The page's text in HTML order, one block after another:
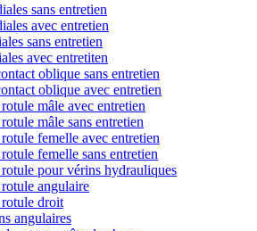
sans entretien
avec entretien
sans entretien
avec entretiten
oblique sans entretien
oblique avec entretien
mâle avec entretien
mâle sans entretien
femelle avec entretien
femelle sans entretien
pour vérins hydrauliques
angulaire
droit
angulaires